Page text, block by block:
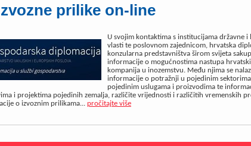
prilike on-line
U svojim kontaktima s institucijama državne i
vlasti te poslovnom zajednicom, hrvatska
konzularna predstavništva širom svijeta
informacije o mogućnostima nastupa
kompanija u inozemstvu. Među njima se
informacije o potražnji u pojedinim
pojedinim uslugama i proizvodima te
i projektima pojedinih zemalja, različite vrijednosti i različitih vremenskih
o izvoznim prilikama... pročitajte više